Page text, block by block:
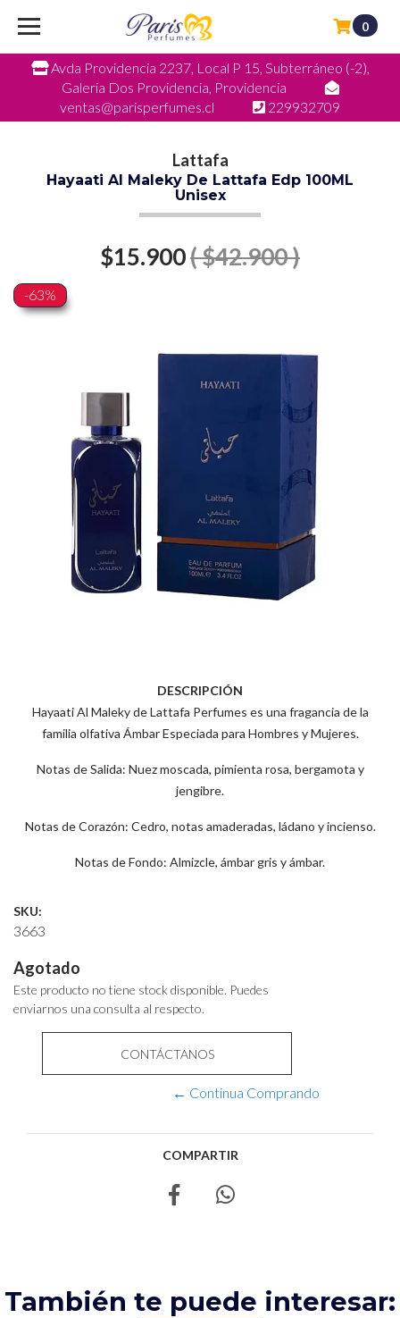
Avda Providencia 2237, Local P 15, Subterráneo (-2),
Galeria Dos Providencia, Providencia
ventas@parisperfumes.cl
229932709
0
Lattafa
Hayaati Al Maleky De Lattafa Edp 100ML
Unisex
$15.900( $42.900 )
-63%
DESCRIPCIÓN
Hayaati Al Maleky de Lattafa Perfumes es una fragancia de la
familia olfativa Ámbar Especiada para Hombres y Mujeres.
Notas de Salida: Nuez moscada, pimienta rosa, bergamota y
jengibre.
Notas de Corazón: Cedro, notas amaderadas, ládano y incienso.
Notas de Fondo: Almizcle, ámbar gris y ámbar.
SKU:
3663
Agotado
Este producto no tiene stock disponible. Puedes
enviarnos una consulta al respecto.
CONTÁCTANOS
← Continua Comprando
COMPARTIR
También te puede interesar: